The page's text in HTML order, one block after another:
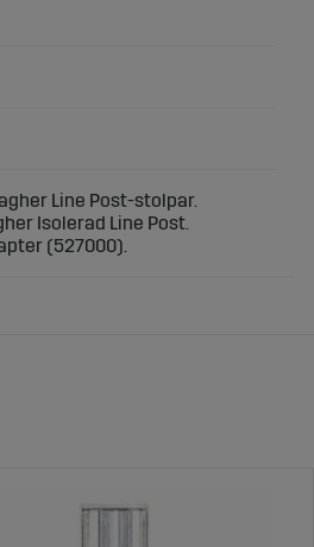
Line Post-stolpar.
Isolerad Line Post.
(527000).